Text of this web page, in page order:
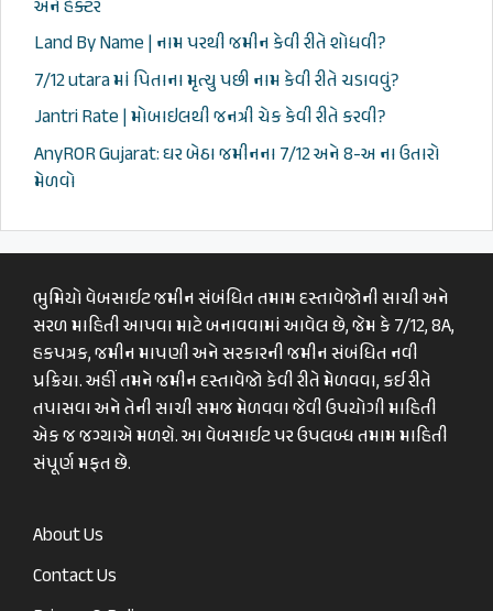
અને હેક્ટર
Land By Name | નામ પરથી જમીન કેવી રીતે શોધવી?
7/12 utara માં પિતાના મૃત્યુ પછી નામ કેવી રીતે ચડાવવું?
Jantri Rate | મોબાઇલથી જનત્રી ચેક કેવી રીતે કરવી?
AnyROR Gujarat: ઘર બેઠા જમીનના 7/12 અને 8-અ ના ઉતારો
મેળવો
ભુમિયો વેબસાઈટ જમીન સંબંધિત તમામ દસ્તાવેજોની સાચી અને
સરળ માહિતી આપવા માટે બનાવવામાં આવેલ છે, જેમ કે 7/12, 8A,
હકપત્રક, જમીન માપણી અને સરકારની જમીન સંબંધિત નવી
પ્રક્રિયા. અહીં તમને જમીન દસ્તાવેજો કેવી રીતે મેળવવા, કઈ રીતે
તપાસવા અને તેની સાચી સમજ મેળવવા જેવી ઉપયોગી માહિતી
એક જ જગ્યાએ મળશે. આ વેબસાઈટ પર ઉપલબ્ધ તમામ માહિતી
સંપૂર્ણ મફત છે.
About Us
Contact Us